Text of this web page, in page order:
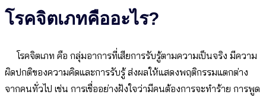
โรคจิตเภทคืออะไร?
โรคจิตเภท คือ กลุ่มอาการที่เสียการรับรู้ตามความเป็นจริง มีความ
ผิดปกติของความคิดและการรับรู้ ส่งผลให้แสดงพฤติกรรมแตกต่าง
จากคนทั่วไป เช่น การเชื่ออย่างฝังใจว่ามีคนต้องการจะทำร้าย การพูด